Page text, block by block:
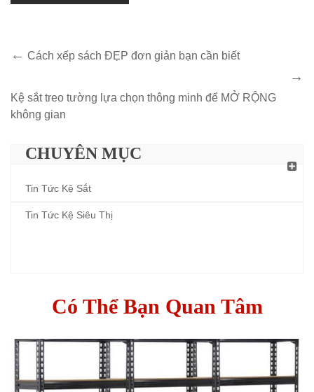
Cách xếp sách ĐẸP đơn giản bạn cần biết
Kệ sắt treo tường lựa chọn thông minh để MỞ RỘNG
không gian
CHUYÊN MỤC
Tin Tức Kệ Sắt
Tin Tức Kệ Siêu Thị
Có Thể Bạn Quan Tâm